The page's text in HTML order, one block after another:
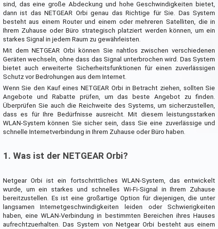
sind, das eine große Abdeckung und hohe Geschwindigkeiten bietet,
dann ist das NETGEAR Orbi genau das Richtige für Sie. Das System
besteht aus einem Router und einem oder mehreren Satelliten, die in
Ihrem Zuhause oder Büro strategisch platziert werden können, um ein
starkes Signal in jedem Raum zu gewährleisten.
Mit dem NETGEAR Orbi können Sie nahtlos zwischen verschiedenen
Geräten wechseln, ohne dass das Signal unterbrochen wird. Das System
bietet auch erweiterte Sicherheitsfunktionen für einen zuverlässigen
Schutz vor Bedrohungen aus dem Internet.
Wenn Sie den Kauf eines NETGEAR Orbi in Betracht ziehen, sollten Sie
Angebote und Rabatte prüfen, um das beste Angebot zu finden.
Überprüfen Sie auch die Reichweite des Systems, um sicherzustellen,
dass es für Ihre Bedürfnisse ausreicht. Mit diesem leistungsstarken
WLAN-System können Sie sicher sein, dass Sie eine zuverlässige und
schnelle Internetverbindung in Ihrem Zuhause oder Büro haben.
1. Was ist der NETGEAR Orbi?
Netgear Orbi ist ein fortschrittliches WLAN-System, das entwickelt
wurde, um ein starkes und schnelles Wi-Fi-Signal in Ihrem Zuhause
bereitzustellen. Es ist eine großartige Option für diejenigen, die unter
langsamen Internetgeschwindigkeiten leiden oder Schwierigkeiten
haben, eine WLAN-Verbindung in bestimmten Bereichen ihres Hauses
aufrechtzuerhalten. Das System von Netgear Orbi besteht aus einem